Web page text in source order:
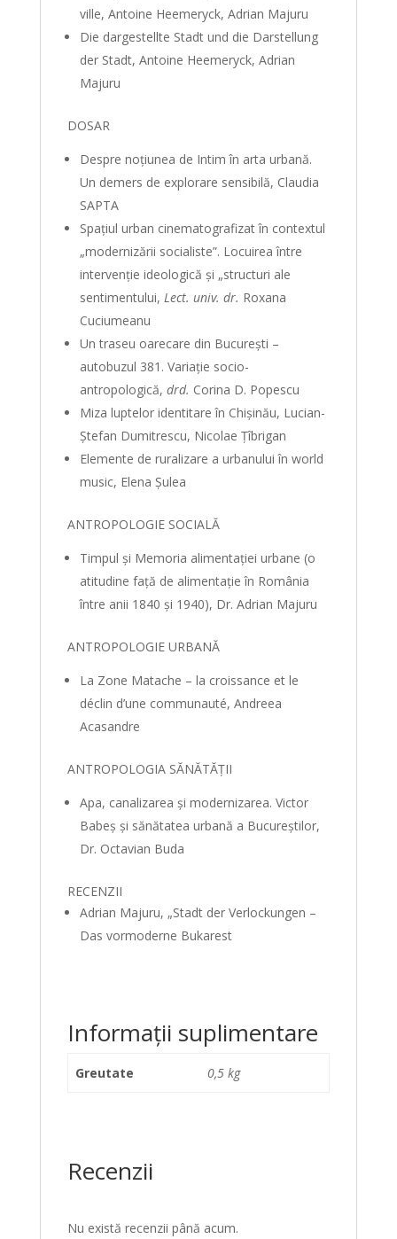
ville, Antoine Heemeryck, Adrian Majuru
Die dargestellte Stadt und die Darstellung
der Stadt, Antoine Heemeryck, Adrian
Majuru
DOSAR
Despre noţiunea de Intim în arta urbană.
Un demers de explorare sensibilă, Claudia
SAPTA
Spaţiul urban cinematografizat în contextul
„modernizării socialiste”. Locuirea între
intervenţie ideologică şi „structuri ale
sentimentului, Lect. univ. dr. Roxana
Cuciumeanu
Un traseu oarecare din Bucureşti –
autobuzul 381. Variaţie socio-
antropologică, drd. Corina D. Popescu
Miza luptelor identitare în Chişinău, Lucian-
Ştefan Dumitrescu, Nicolae Ţîbrigan
Elemente de ruralizare a urbanului în world
music, Elena Şulea
ANTROPOLOGIE SOCIALĂ
Timpul şi Memoria alimentaţiei urbane (o
atitudine faţă de alimentaţie în România
între anii 1840 şi 1940), Dr. Adrian Majuru
ANTROPOLOGIE URBANĂ
La Zone Matache – la croissance et le
déclin d’une communauté, Andreea
Acasandre
ANTROPOLOGIA SĂNĂTĂŢII
Apa, canalizarea şi modernizarea. Victor
Babeş şi sănătatea urbană a Bucureștilor,
Dr. Octavian Buda
RECENZII
Adrian Majuru, „Stadt der Verlockungen –
Das vormoderne Bukarest
Informații suplimentare
Greutate 0,5 kg
Recenzii
Nu există recenzii până acum.